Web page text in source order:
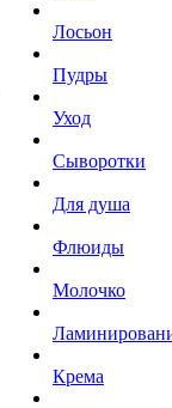
Лосьон
Пудры
Уход
Сыворотки
Для душа
Флюиды
Молочко
Крема